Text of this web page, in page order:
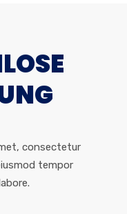
consectetur
tempor